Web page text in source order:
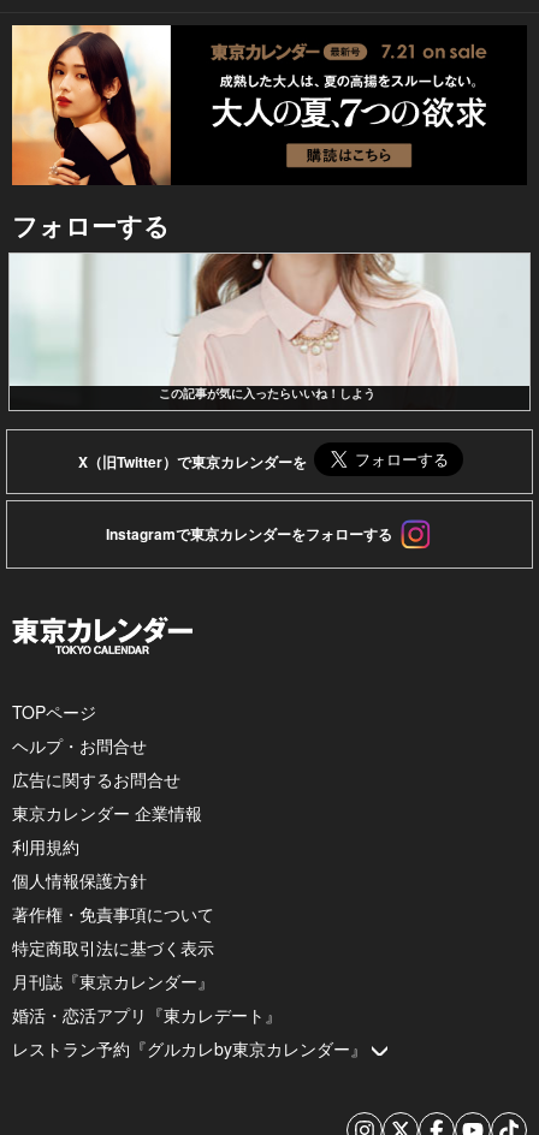
フォローする
この記事が気に入ったらいいね！しよう
X（旧Twitter）で東京カレンダーを
Instagramで東京カレンダーをフォローする
TOPページ
ヘルプ・お問合せ
広告に関するお問合せ
東京カレンダー 企業情報
利用規約
個人情報保護方針
著作権・免責事項について
特定商取引法に基づく表示
月刊誌『東京カレンダー』
婚活・恋活アプリ『東カレデート』
レストラン予約『グルカレby東京カレンダー』